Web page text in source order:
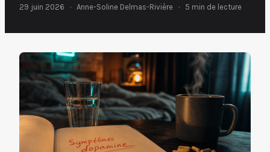
29 juin 2026 · Anne-Soline Delmas-Rivière · 5 min de lecture